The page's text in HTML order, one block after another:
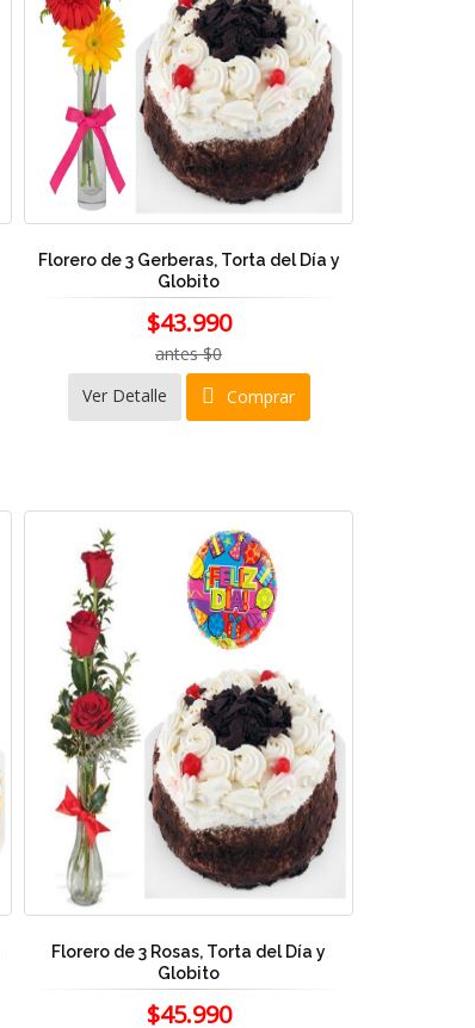
Florero de 3 Gerberas, Torta del Día y
Globito
$43.990
antes $0
Ver Detalle
Comprar
Florero de 3 Rosas, Torta del Día y
Globito
$45.990